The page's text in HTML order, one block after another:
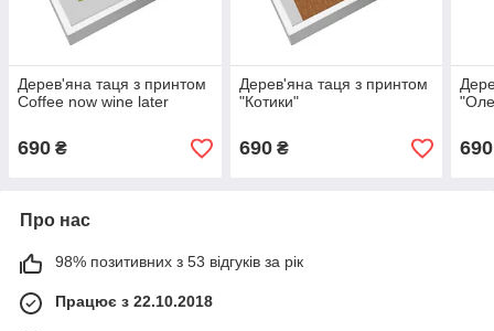
Дерев'яна таця з принтом
Coffee now wine later
690 ₴
Дерев'яна таця з принтом
"Котики"
690₴ 690
Про нас
98% позитивних з 53 відгуків за рік
Працює з 22.10.2018